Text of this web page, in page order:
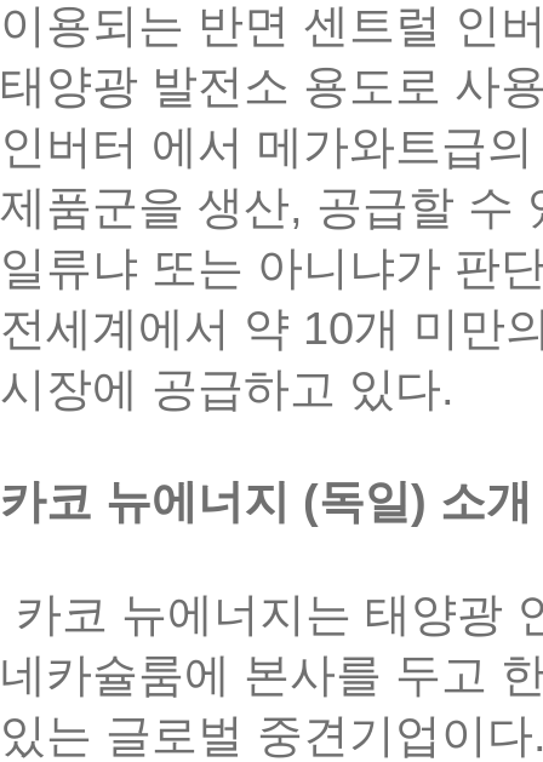
이용되는 반면 센트럴 인
태양광 발전소 용도로 사
인버터 에서 메가와트급의
제품군을 생산, 공급할 수
일류냐 또는 아니냐가 판
전세계에서 약 10개 미만
시장에
공급하고 있다.
카코 뉴에너지 (독일) 소개
카코 뉴에너지는 태양광
네카슐룸에
본사를 두고
있는 글로벌 중견기업이다